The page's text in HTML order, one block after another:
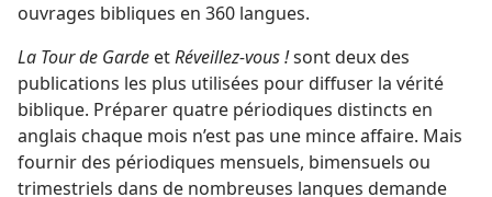
ouvrages bibliques en 360 langues.
La Tour de Garde etRéveillez-vous !sont deux des
publications les plus utilisées pour diffuser la vérité
biblique. Préparer quatre périodiques distincts en
anglais chaque mois n’est pas une mince affaire. Mais
fournir des périodiques mensuels, bimensuels ou
trimestriels dans de nombreuses langues demande